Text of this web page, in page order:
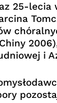
25-
i